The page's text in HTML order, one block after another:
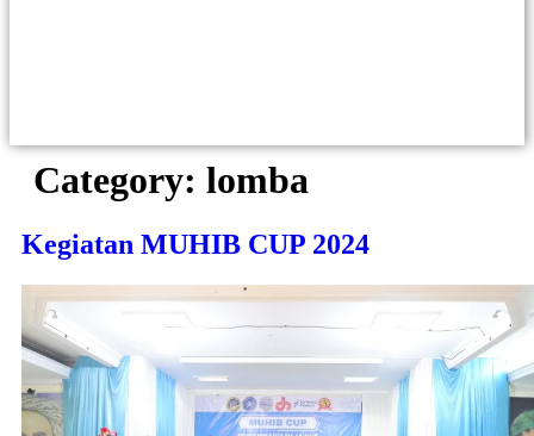
Category: lomba
Kegiatan MUHIB CUP 2024